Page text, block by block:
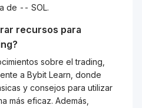
de -- SOL.
recursos para
sobre el trading,
a Bybit Learn, donde
y consejos para utilizar
más eficaz. Además,